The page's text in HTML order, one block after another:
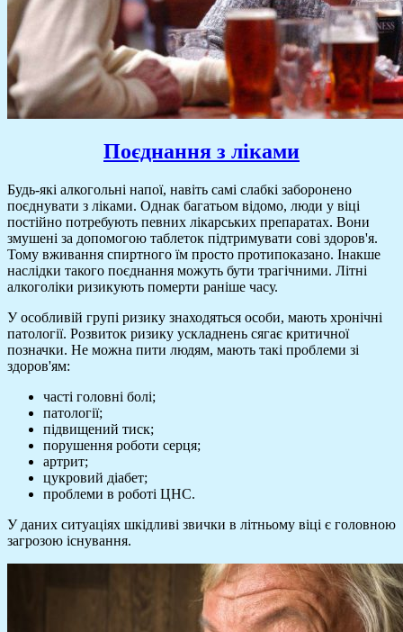
Поєднання з ліками
Будь-які алкогольні напої, навіть самі слабкі заборонено
поєднувати з ліками. Однак багатьом відомо, люди у віці
постійно потребують певних лікарських препаратах. Вони
змушені за допомогою таблеток підтримувати сові здоров'я.
Тому вживання спиртного їм просто протипоказано. Інакше
наслідки такого поєднання можуть бути трагічними. Літні
алкоголіки ризикують померти раніше часу.
У особливій групі ризику знаходяться особи, мають хронічні
патології. Розвиток ризику ускладнень сягає критичної
позначки. Не можна пити людям, мають такі проблеми зі
здоров'ям:
часті головні болі;
патології;
підвищений тиск;
порушення роботи серця;
артрит;
цукровий діабет;
проблеми в роботі ЦНС.
У даних ситуаціях шкідливі звички в літньому віці є головною
загрозою існування.